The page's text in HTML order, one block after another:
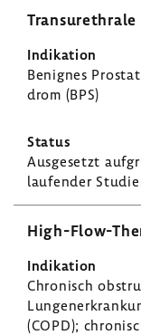
Benignes
drom (BPS)
Ausge­setzt
laufender
High-​Flow-
Chro­nisch
(COPD);